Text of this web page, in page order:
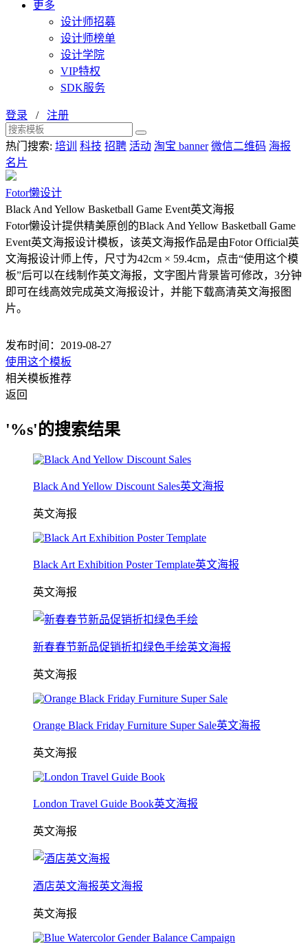
更多
设计师招募
设计师榜单
设计学院
VIP特权
SDK服务
登录 / 注册
热门搜索: 培训 科技 招聘 活动 淘宝 banner 微信二维码 海报
名片
Fotor懒设计
Black And Yellow Basketball Game Event英文海报
Fotor懒设计提供精美原创的Black And Yellow Basketball Game
Event英文海报设计模板，该英文海报作品是由Fotor Official英
文海报设计师上传，尺寸为42cm × 59.4cm，点击“使用这个模
板”后可以在线制作英文海报，文字图片背景皆可修改，3分钟
即可在线高效完成英文海报设计，并能下载高清英文海报图
片。
发布时间：2019-08-27
使用这个模板
相关模板推荐
返回
'%s'的搜索结果
Black And Yellow Discount Sales英文海报
英文海报
Black Art Exhibition Poster Template英文海报
英文海报
新春春节新品促销折扣绿色手绘英文海报
英文海报
Orange Black Friday Furniture Super Sale英文海报
英文海报
London Travel Guide Book英文海报
英文海报
酒店英文海报英文海报
英文海报